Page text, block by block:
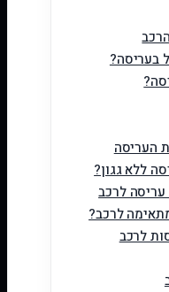
בעריסה?
העריסה
ללא גגון?
עריסה לרכב
לרכב?
לרכב